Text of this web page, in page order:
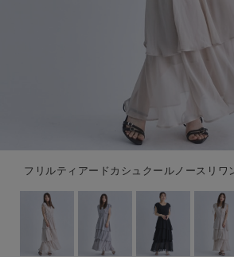
フリルティアードカシュクールノースリワ